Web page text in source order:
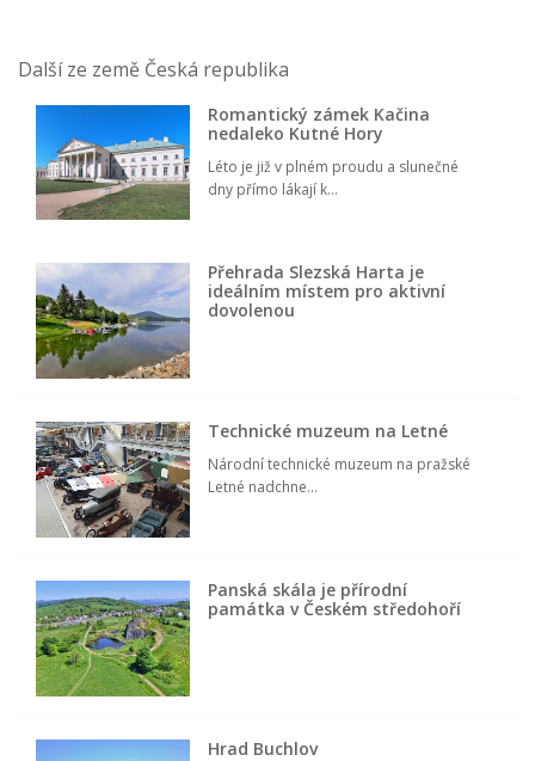
Další ze země Česká republika
Romantický zámek Kačina
nedaleko Kutné Hory
Léto je již v plném proudu a slunečné
dny přímo lákají k...
Přehrada Slezská Harta je
ideálním místem pro aktivní
dovolenou
Technické muzeum na Letné
Národní technické muzeum na pražské
Letné nadchne...
Panská skála je přírodní
památka v Českém středohoří
Hrad Buchlov